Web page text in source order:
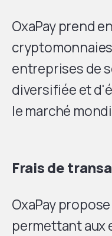
OxaPay prend
entreprises de
diversifiée et
le marché
Frais de
OxaPay
permettant aux